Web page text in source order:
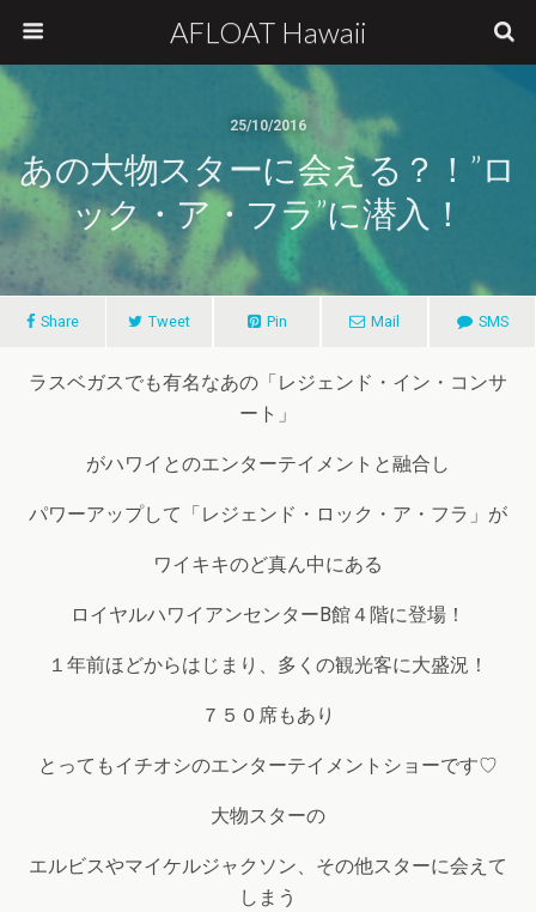
AFLOAT Hawaii
25/10/2016
あの大物スターに会える？！”ロ
ック・ア・フラ”に潜入！
Share Tweet Pin Mail SMS
ラスベガスでも有名なあの「レジェンド・イン・コンサ
ート」
がハワイとのエンターテイメントと融合し
パワーアップして「レジェンド・ロック・ア・フラ」が
ワイキキのど真ん中にある
ロイヤルハワイアンセンターB館４階に登場！
１年前ほどからはじまり、多くの観光客に大盛況！
７５０席もあり
とってもイチオシのエンターテイメントショーです♡
大物スターの
エルビスやマイケルジャクソン、その他スターに会えて
しまう